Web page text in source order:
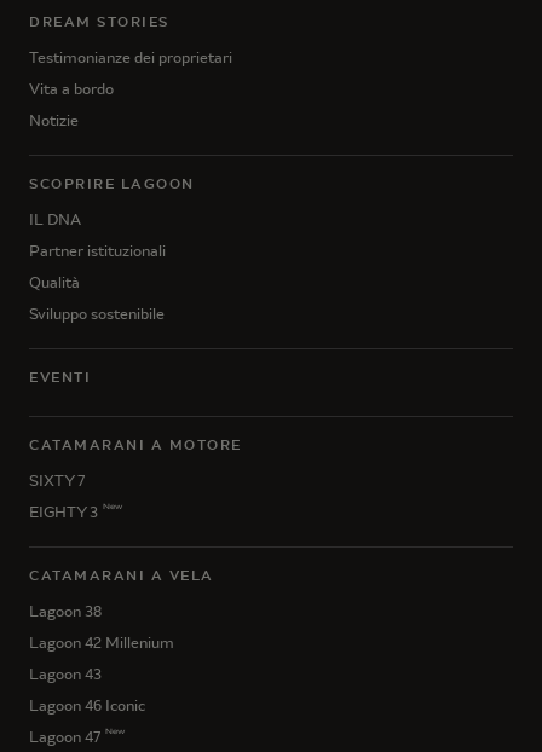
DREAM STORIES
Testimonianze dei proprietari
Vita a bordo
Notizie
SCOPRIRE LAGOON
IL DNA
Partner istituzionali
Qualità
Sviluppo sostenibile
EVENTI
CATAMARANI A MOTORE
SIXTY 7
EIGHTY 3 New
CATAMARANI A VELA
Lagoon 38
Lagoon 42 Millenium
Lagoon 43
Lagoon 46 Iconic
Lagoon 47 New